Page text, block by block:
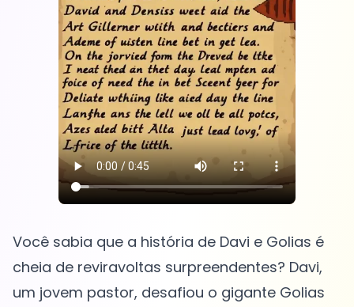
Você sabia que a história de Davi e Golias é
cheia de reviravoltas surpreendentes? Davi,
um jovem pastor, desafiou o gigante Golias